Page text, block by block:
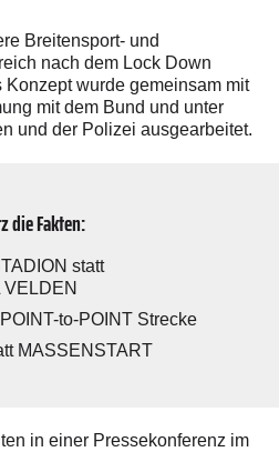
Breitensport- und
nach dem Lock Down
Konzept wurde gemeinsam mit
mit dem Bund und unter
und der Polizei ausgearbeitet.
die Fakten:
statt
to-POINT Strecke
MASSENSTART
in einer Pressekonferenz im